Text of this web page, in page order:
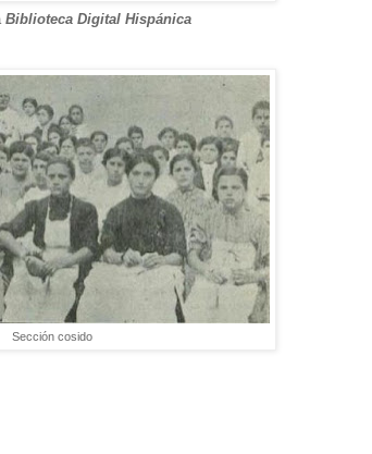
Biblioteca Digital Hispánica
Sección cosido